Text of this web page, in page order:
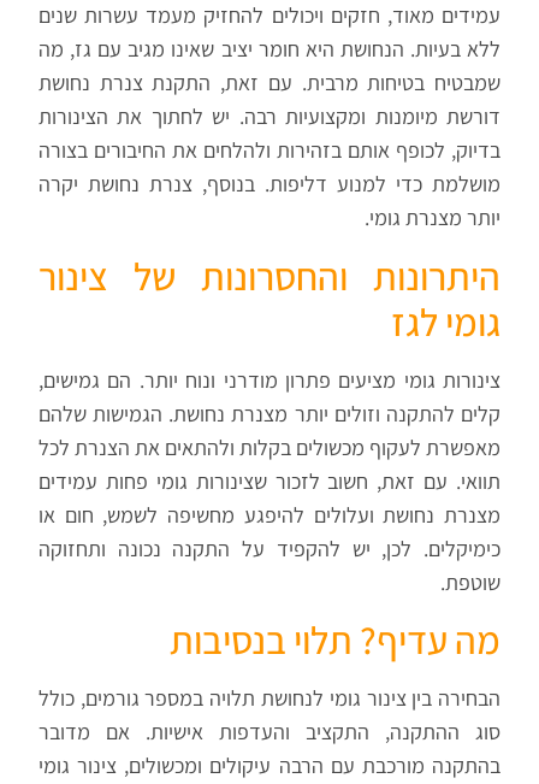
עמידים מאוד, חזקים ויכולים להחזיק מעמד עשרות שנים
ללא בעיות. הנחושת היא חומר יציב שאינו מגיב עם גז, מה
שמבטיח בטיחות מרבית. עם זאת, התקנת צנרת נחושת
דורשת מיומנות ומקצועיות רבה. יש לחתוך את הצינורות
בדיוק, לכופף אותם בזהירות ולהלחים את החיבורים בצורה
מושלמת כדי למנוע דליפות. בנוסף, צנרת נחושת יקרה
יותר מצנרת גומי.
היתרונות והחסרונות של צינור
גומי לגז
צינורות גומי מציעים פתרון מודרני ונוח יותר. הם גמישים,
קלים להתקנה וזולים יותר מצנרת נחושת. הגמישות שלהם
מאפשרת לעקוף מכשולים בקלות ולהתאים את הצנרת לכל
תוואי. עם זאת, חשוב לזכור שצינורות גומי פחות עמידים
מצנרת נחושת ועלולים להיפגע מחשיפה לשמש, חום או
כימיקלים. לכן, יש להקפיד על התקנה נכונה ותחזוקה
שוטפת.
מה עדיף? תלוי בנסיבות
הבחירה בין צינור גומי לנחושת תלויה במספר גורמים, כולל
סוג ההתקנה, התקציב והעדפות אישיות. אם מדובר
בהתקנה מורכבת עם הרבה עיקולים ומכשולים, צינור גומי